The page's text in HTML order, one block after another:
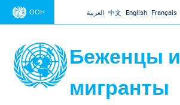
Jump to navigation
ООН العربية 中文 English Français
Беженцы и
мигранты